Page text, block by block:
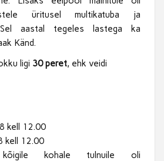
üritusel multikatuba ja
Sel aastal tegeles lastega ka
Känd.
ligi 30 peret, ehk veidi
kell 12.00
kell 12.00
kohale tulnuile oli